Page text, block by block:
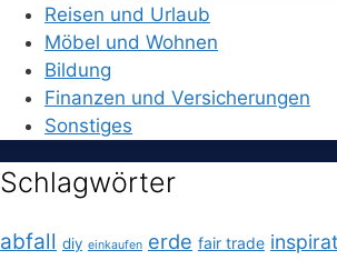
Reisen und Urlaub
Möbel und Wohnen
Bildung
Finanzen und Versicherungen
Sonstiges
Schlagwörter
abfall diy einkaufen erde fair trade